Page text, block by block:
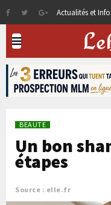
Actualités et
BEAUTE
Un bon
étapes
Source : elle.fr